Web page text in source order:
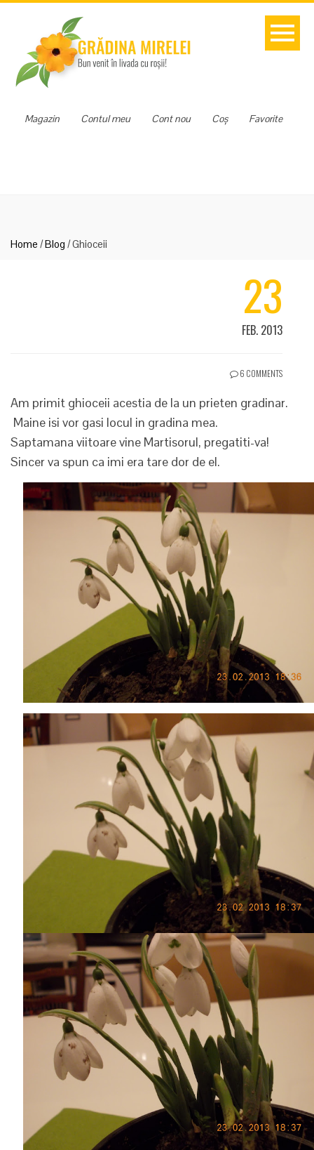
Favorite
Coș
Cont nou
Contul meu
Magazin
Home /Blog /Ghioceii
23
FEB. 2013
6 COMMENTS
Am primit ghioceii acestia de la un prieten gradinar.
Maine isi vor gasi locul in gradina mea.
Saptamana viitoare vine Martisorul, pregatiti-va!
Sincer va spun ca imi era tare dor de el.